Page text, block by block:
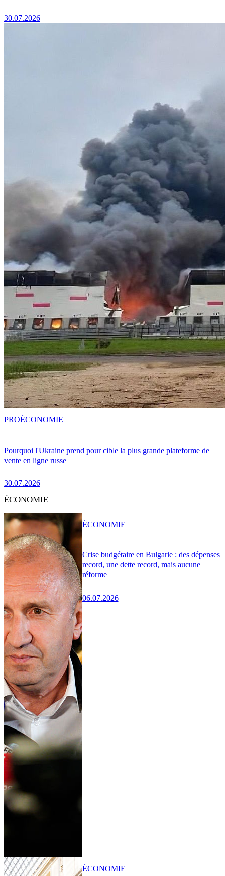
30.07.2026
Pourquoi l'Ukraine prend pour cible la plus grande plateforme de
vente en ligne russe
30.07.2026
PROÉCONOMIE
ÉCONOMIE
Crise budgétaire en Bulgarie : des dépenses
record, une dette record, mais aucune
réforme
06.07.2026
ÉCONOMIE
ÉCONOMIE